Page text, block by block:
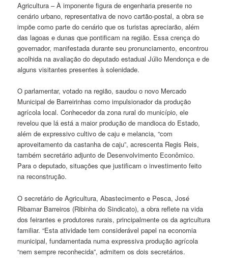
Agricultura – À imponente figura de engenharia presente no
cenário urbano, representativa de novo cartão-postal, a obra se
impõe como parte do cenário que os turistas apreciarão, além
das lagoas e dunas que pontificam na região. Essa crença do
governador, manifestada durante seu pronunciamento, encontrou
acolhida na avaliação do deputado estadual Júlio Mendonça e de
alguns visitantes presentes à solenidade.
O parlamentar, votado na região, saudou o novo Mercado
Municipal de Barreirinhas como impulsionador da produção
agrícola local. Conhecedor da zona rural do município, ele
revelou que lá está a maior produção de mandioca do Estado,
além de expressivo cultivo de caju e melancia, “com
aproveitamento da castanha de caju”, acrescenta Regis Reis,
também secretário adjunto de Desenvolvimento Econômico.
Para o deputado, situações que justificam o investimento feito
na reconstrução.
O secretário de Agricultura, Abastecimento e Pesca, José
Ribamar Barreiros (Ribinha do Sindicato), a obra reflete na vida
dos feirantes e produtores rurais, principalmente os da agricultura
familiar. “Esta atividade tem considerável papel na economia
municipal, fundamentada numa expressiva produção agrícola
“nem sempre reconhecida”, admitem os dois secretários.